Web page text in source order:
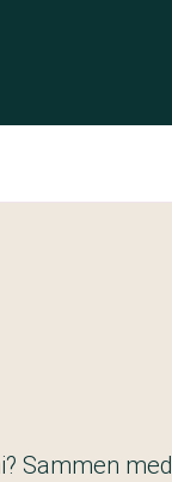
Sammen med